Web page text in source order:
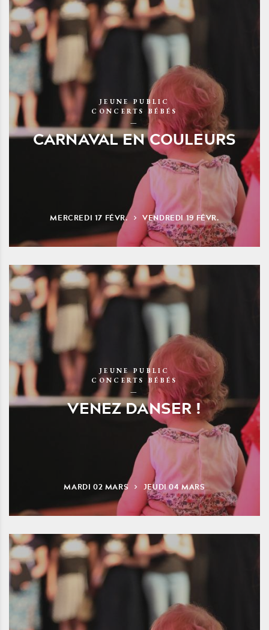
JEUNE PUBLIC
CONCERTS BÉBÉS
CARNAVAL EN COULEURS
MERCREDI 17 FÉVR. VENDREDI19FÉVR.
JEUNE PUBLIC
CONCERTS BÉBÉS
VENEZ DANSER !
MARDI 02 MARS JEUDI04MARS